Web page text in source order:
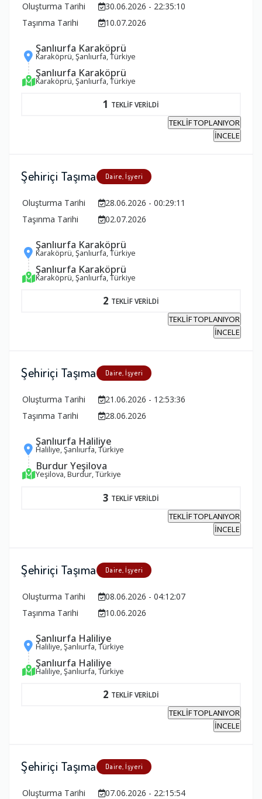
Oluşturma Tarihi
30.06.2026 - 22:35:10
Taşınma Tarihi
10.07.2026
Şanlıurfa Karaköprü
Karaköprü, Şanlıurfa, Türkiye
Şanlıurfa Karaköprü
Karaköprü, Şanlıurfa, Türkiye
1 TEKLİF VERİLDİ
TEKLİF TOPLANIYOR
İNCELE
Şehiriçi Taşıma Daire, İşyeri
Oluşturma Tarihi
28.06.2026 - 00:29:11
Taşınma Tarihi
02.07.2026
Şanlıurfa Karaköprü
Karaköprü, Şanlıurfa, Türkiye
Şanlıurfa Karaköprü
Karaköprü, Şanlıurfa, Türkiye
2 TEKLİF VERİLDİ
TEKLİF TOPLANIYOR
İNCELE
Şehiriçi Taşıma Daire, İşyeri
Oluşturma Tarihi
21.06.2026 - 12:53:36
Taşınma Tarihi
28.06.2026
Şanlıurfa Haliliye
Haliliye, Şanlıurfa, Türkiye
Burdur Yeşilova
Yeşilova, Burdur, Türkiye
3 TEKLİF VERİLDİ
TEKLİF TOPLANIYOR
İNCELE
Şehiriçi Taşıma Daire, İşyeri
Oluşturma Tarihi
08.06.2026 - 04:12:07
Taşınma Tarihi
10.06.2026
Şanlıurfa Haliliye
Haliliye, Şanlıurfa, Türkiye
Şanlıurfa Haliliye
Haliliye, Şanlıurfa, Türkiye
2 TEKLİF VERİLDİ
TEKLİF TOPLANIYOR
İNCELE
Şehiriçi Taşıma Daire, İşyeri
Oluşturma Tarihi
07.06.2026 - 22:15:54